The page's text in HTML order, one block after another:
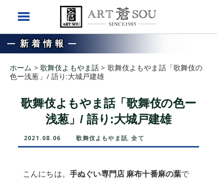
新着情報
ホーム > 歌舞伎よもやま話 > 歌舞伎よもやま話「歌舞伎の
色ー浅葱」/ 語り:大城戸建雄
歌舞伎よもやま話「歌舞伎の色ー
浅葱」/ 語り:大城戸建雄
2021.08.06 歌舞伎よもやま話,全て
こんにちは。 手ぬぐい専門店 麻布十番麻の葉で